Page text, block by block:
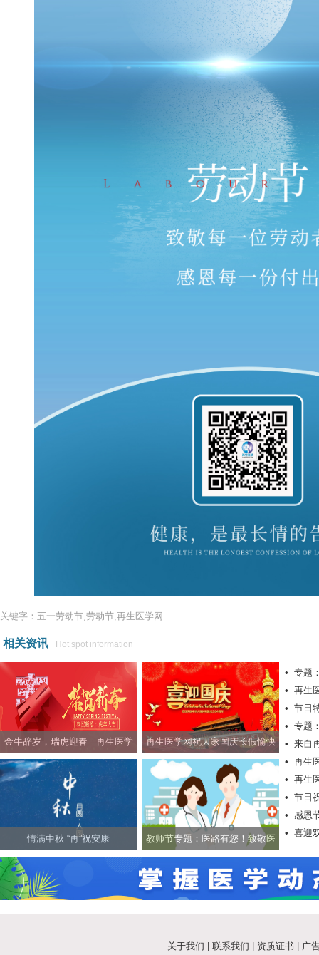
关键字：五一劳动节,劳动节,再生医学网
相关资讯 Hot spot information
金牛辞岁，瑞虎迎春 │再生医学
网祝社会各界朋友新春快乐！
再生医学网祝大家国庆长假愉快
情满中秋 “再”祝安康 教师节专题：医路有您！致敬医
• 专题
• 再生
• 节日
• 专题
• 来自
• 再生
• 再生
• 节日
快乐！
• 感恩
• 喜迎
关于我们 联系我们 资质证书 广